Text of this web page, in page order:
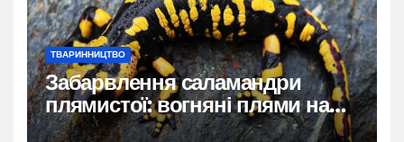
ТВАРИННИЦТВО
Забарвлення саламандри
плямистої: вогняні плями на
чорному тлі